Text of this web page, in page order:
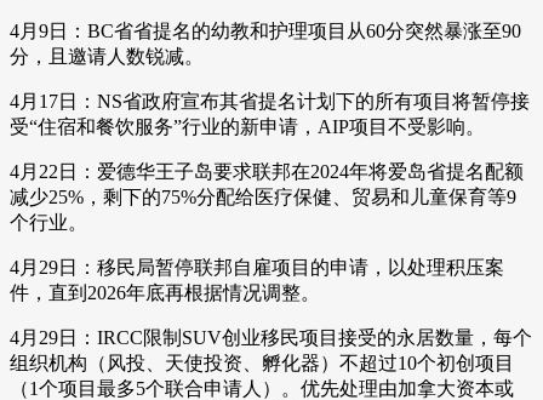
4月9日：BC省省提名的幼教和护理项目从60分突然暴涨至90
分，且邀请人数锐减。
4月17日：NS省政府宣布其省提名计划下的所有项目将暂停接
受“住宿和餐饮服务”行业的新申请，AIP项目不受影响。
4月22日：爱德华王子岛要求联邦在2024年将爱岛省提名配额
减少25%，剩下的75%分配给医疗保健、贸易和儿童保育等9
个行业。
4月29日：移民局暂停联邦自雇项目的申请，以处理积压案
件，直到2026年底再根据情况调整。
4月29日：IRCC限制SUV创业移民项目接受的永居数量，每个
组织机构（风投、天使投资、孵化器）不超过10个初创项目
（1个项目最多5个联合申请人）。优先处理由加拿大资本或